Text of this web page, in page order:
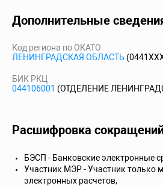
Дополнительные
Код региона по ОКАТО
ЛЕНИНГРАДСКАЯ ОБЛАСТЬ
БИК РКЦ
044106001 (ОТДЕЛЕНИЕ
Расшифровка
БЭСП - Банковские электронные
Участник МЭР - Участник только
электронных расчетов,